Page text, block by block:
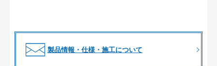
製品情報・仕様・施工について